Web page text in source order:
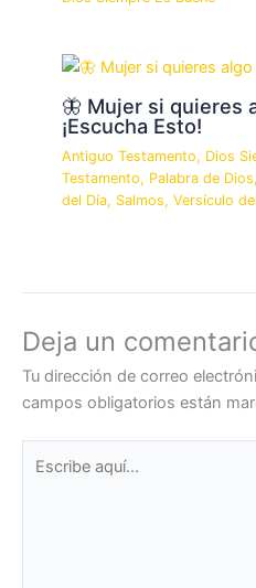
🦋 Mujer si quieres
¡Escucha Esto!
Antiguo Testamento, Dios
Testamento, Palabra de Dios,
del Día, Salmos,Versículo
Deja un
Tu dirección de correo
campos obligatorios están
aquí...